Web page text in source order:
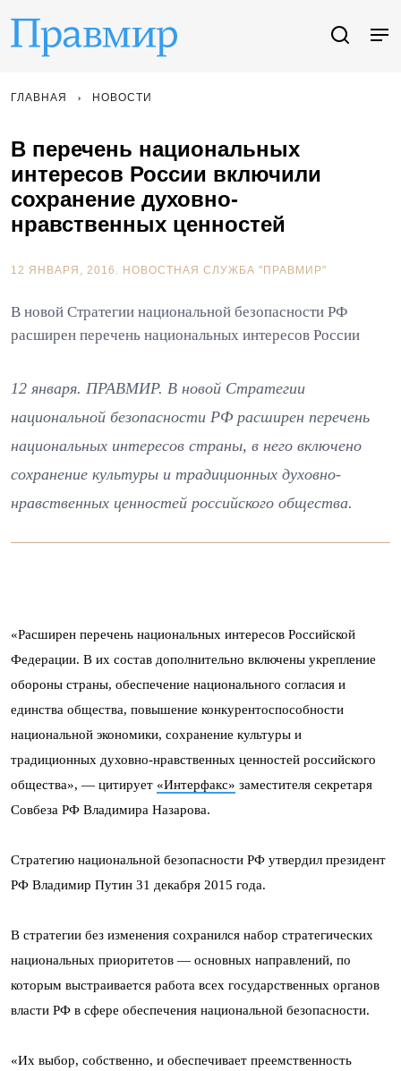
ГЛАВНАЯ НОВОСТИ
В перечень национальных
интересов России включили
сохранение духовно-
нравственных ценностей
12 ЯНВАРЯ, 2016. НОВОСТНАЯ СЛУЖБА "ПРАВМИР"
В новой Стратегии национальной безопасности РФ
расширен перечень национальных интересов России
12 января. ПРАВМИР. В новой Стратегии
национальной безопасности РФ расширен перечень
национальных интересов страны, в него включено
сохранение культуры и традиционных духовно-
нравственных ценностей российского общества.
«Расширен перечень национальных интересов Российской
Федерации. В их состав дополнительно включены укрепление
обороны страны, обеспечение национального согласия и
единства общества, повышение конкурентоспособности
национальной экономики, сохранение культуры и
традиционных духовно-нравственных ценностей российского
общества», — цитирует «Интерфакс» заместителя секретаря
Совбеза РФ Владимира Назарова.
Стратегию национальной безопасности РФ утвердил президент
РФ Владимир Путин 31 декабря 2015 года.
В стратегии без изменения сохранился набор стратегических
национальных приоритетов — основных направлений, по
которым выстраивается работа всех государственных органов
власти РФ в сфере обеспечения национальной безопасности.
«Их выбор, собственно, и обеспечивает преемственность